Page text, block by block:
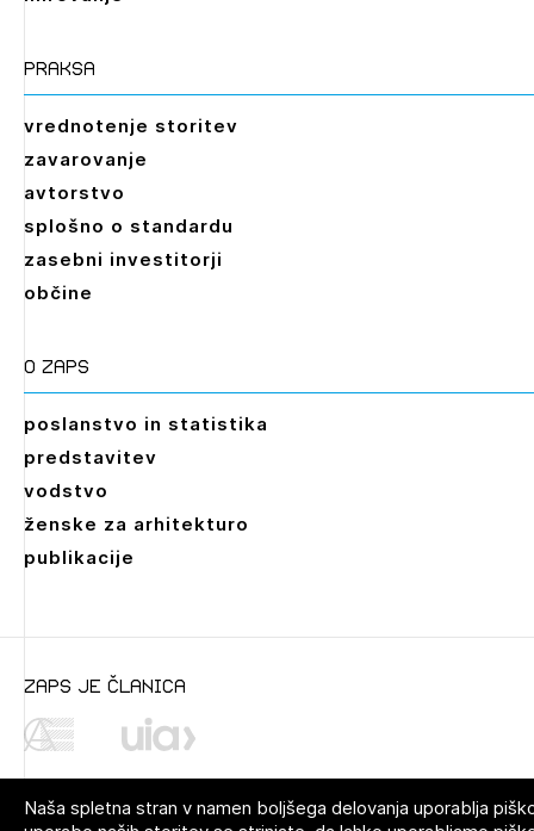
praksa
vrednotenje storitev
zavarovanje
avtorstvo
splošno o standardu
zasebni investitorji
občine
O zaps
poslanstvo in statistika
predstavitev
vodstvo
ženske za arhitekturo
publikacije
zaps je članica
Naša spletna stran v namen boljšega delovanja uporablja